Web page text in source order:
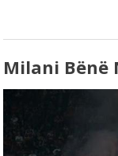
Milani Bënë